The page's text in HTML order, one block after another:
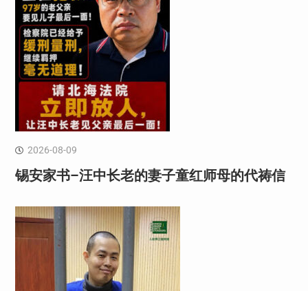
2026-08-09
锡安家书–汪中长老的妻子童红⁩师母的代祷信